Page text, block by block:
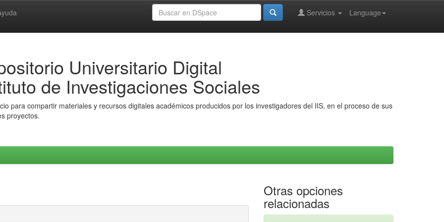
Language
Servicios
Universitario Digital
de Investigaciones Sociales
para compartir materiales y recursos digitales académicos producidos por los investigadores del IIS, en el proceso de sus
proyectos.
Otras opciones
relacionadas